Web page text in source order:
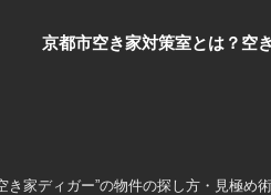
京都市空き家対策室とは？ 空
家ディガー”の物件の探し方・見極め